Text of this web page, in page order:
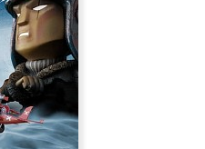
Throne